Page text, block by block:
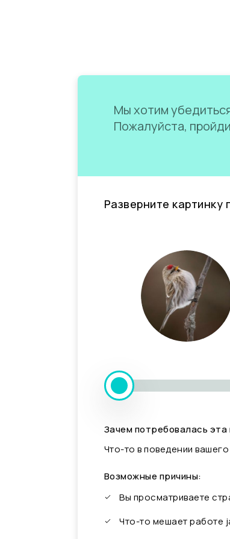
Мы хотим
Пожалуйста,
Разверните картинку
Зачем потребовалась эта
Что-то в поведении
Возможные причины:
Вы просматриваете
Что-то мешает работе